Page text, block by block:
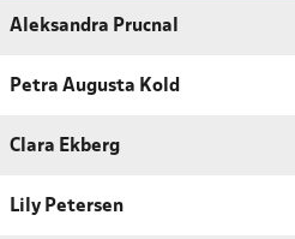
Aleksandra Prucnal
Petra Augusta Kold
Clara Ekberg
Lily Petersen